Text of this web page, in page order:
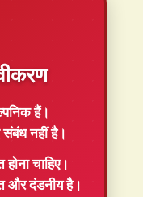
हैं।
नहीं है।
चाहिए।
और दंडनीय है।